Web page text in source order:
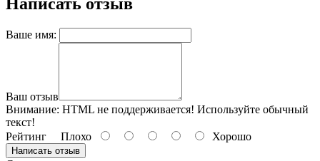
Ваше имя:
Ваш отзыв
Внимание: HTML не поддерживается! Используйте обычный
текст!
Рейтинг Плохо Хорошо
Написать отзыв